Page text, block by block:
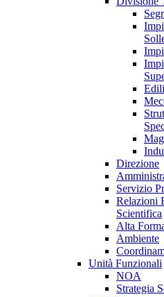
Direzione
Servizio
Relazioni
Scientifica
Alta
Ambiente
Unità Funzionali
NOA
Strategia